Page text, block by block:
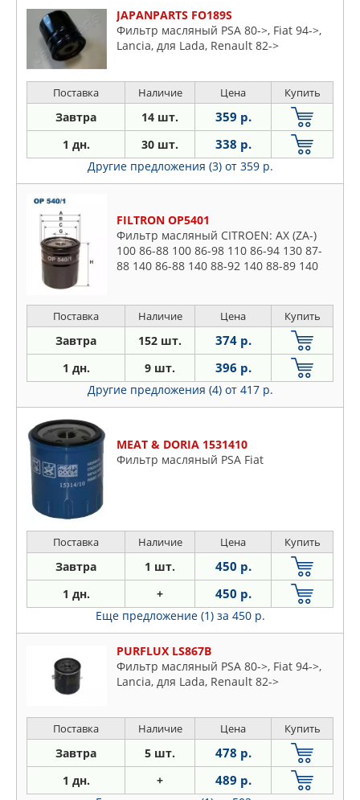
JAPANPARTS FO189S
Фильтр масляный PSA 80->, Fiat 94->,
Lancia, для Lada, Renault 82->
Поставка Наличие Цена Купить
Завтра 14 шт. 359 р.
1 дн. 30 шт. 338 р.
Другие предложения (3) от 359 р.
FILTRON OP5401
Фильтр масляный CITROEN: AX (ZA-)
100 86-88 100 86-98 110 86-94 130 87-
88 140 86-88 140 88-92 140 88-89 140
Поставка Наличие Цена Купить
Завтра 152 шт. 374 р.
1 дн. 9 шт. 396 р.
Другие предложения (4) от 417 р.
MEAT & DORIA 1531410
Фильтр масляный PSA Fiat
Поставка Наличие Цена Купить
Завтра 1 шт. 450 р.
1 дн. + 450 р.
Еще предложение (1) за 450 р.
PURFLUX LS867B
Фильтр масляный PSA 80->, Fiat 94->,
Lancia, для Lada, Renault 82->
Поставка Наличие Цена Купить
Завтра 5 шт. 478 р.
1 дн. + 489 р.